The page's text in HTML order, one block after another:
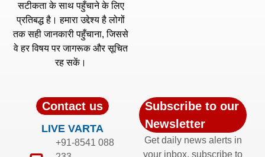
सटीकता के साथ पहुँचाने के लिए
प्रतिबद्ध है। हमारा उद्देश्य है लोगों
तक सही जानकारी पहुँचाना, जिससे
वे हर विषय पर जागरूक और सूचित
रह सकें।
Contact us
LIVE VARTA
+91-8541 088
Subscribe to our
Newsletter
Get daily news alerts in
your inbox, subscribe to